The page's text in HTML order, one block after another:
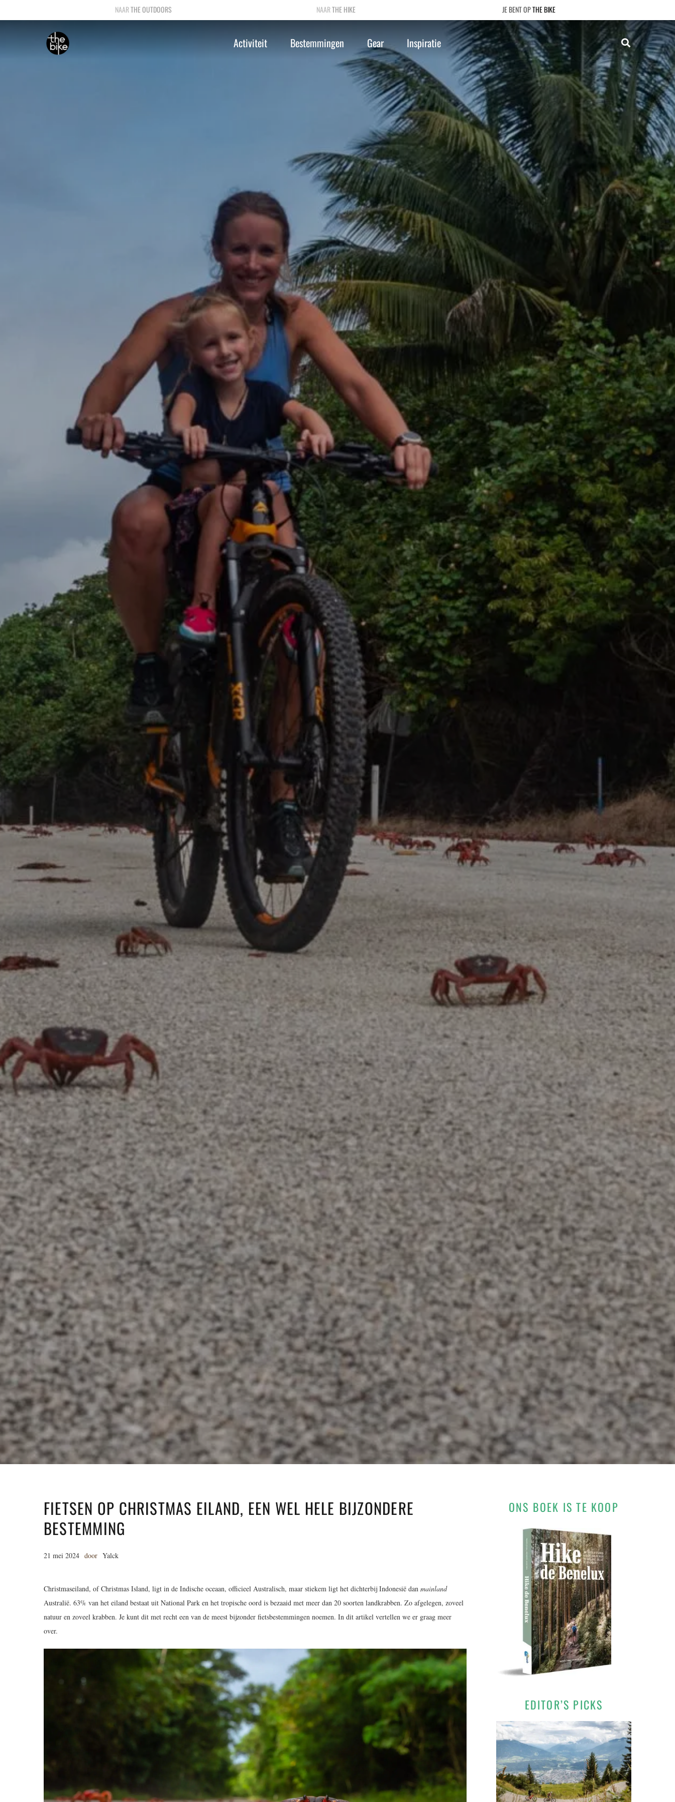
THE OUTDOORS THE HIKE THE BIKE
Activiteit Bestemmingen Gear Inspiratie
FIETSEN OP CHRISTMAS EILAND, EEN WEL HELE BIJZONDERE
BESTEMMING
21 mei 2024 door Yalck
Christmaseiland, of Christmas Island, ligt in de Indische oceaan, officieel Australisch, maar stiekem ligt het dichterbij Indonesië dan mainland
Australië. 63% van het eiland bestaat uit National Park en het tropische oord is bezaaid met meer dan 20 soorten landkrabben. Zo afgelegen, zoveel
natuur en zoveel krabben. Je kunt dit met recht een van de meest bijzonder fietsbestemmingen noemen. In dit artikel vertellen we er graag meer
over.
ONS BOEK IS TE KOOP
EDITOR’S PICKS